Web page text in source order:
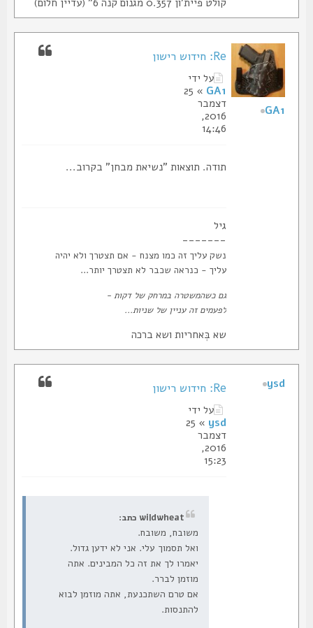
קולט פיית'ון 0.357 מגנום קנה 6" (עדיין חלום)
Re: חידוש רישון
על ידי
GA1
» 25
דצמבר
2016,
14:46
תודה. תוצאות "נשיאת מבחן" בקרוב...
-------
נשק עליך זה כמו מצנח - אם תצטרך ולא יהיה
עליך - כנראה שכבר לא תצטרך יותר...
גם כשהמשטרה במרחק של דקות -
לפעמים זה עניין של שניות...
שא בְּאחריות ושא ברכה
על ידי
» 25
דצמבר
2016,
15:23
wildwheat כתב:
משובח, משובח.
ואל תסמוך עלי. אני לא ידען גדול.
יאמרו לך את זה כל המבינים. אתה
מוזמן לברר.
אם טרם השתכנעת, אתה מוזמן לבוא
להתנסות.